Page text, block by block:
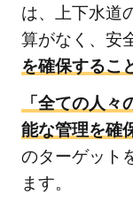
は、上下水道
算がなく、安
を確保するこ
「全ての人
能な管理を確
のターゲット
ます。